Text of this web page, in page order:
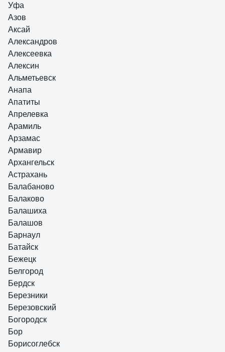
Уфа
Азов
Аксай
Александров
Алексеевка
Алексин
Альметьевск
Анапа
Апатиты
Апрелевка
Арамиль
Арзамас
Армавир
Архангельск
Астрахань
Балабаново
Балаково
Балашиха
Балашов
Барнаул
Батайск
Бежецк
Белгород
Бердск
Березники
Березовский
Богородск
Бор
Борисоглебск